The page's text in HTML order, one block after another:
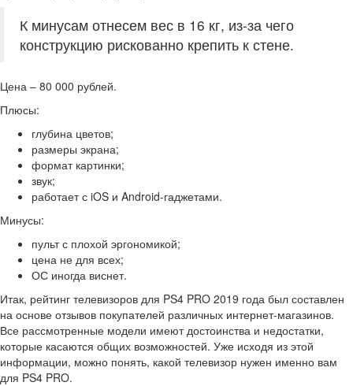
К минусам отнесем вес в 16 кг, из-за чего
конструкцию рискованно крепить к стене.
Цена – 80 000 рублей.
Плюсы:
глубина цветов;
размеры экрана;
формат картинки;
звук;
работает с iOS и Android-гаджетами.
Минусы:
пульт с плохой эргономикой;
цена не для всех;
ОС иногда виснет.
Итак, рейтинг телевизоров для PS4 PRO 2019 года был составлен
на основе отзывов покупателей различных интернет-магазинов.
Все рассмотренные модели имеют достоинства и недостатки,
которые касаются общих возможностей. Уже исходя из этой
информации, можно понять, какой телевизор нужен именно вам
для PS4 PRO.